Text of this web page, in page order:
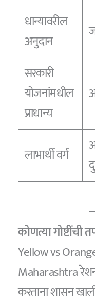
धान्यावरील
अनुदान
सरकारी
योजनांमधील
प्राधान्य
लाभार्थी वर्ग
कोणत्या गोष्टींची
Yellow vs
Maharashtra रेशन
करताना शासन